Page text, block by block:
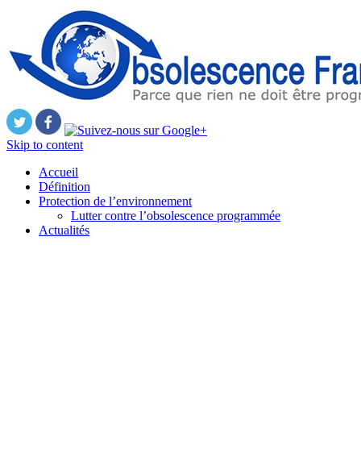
Skip to content
Accueil
Définition
Protection de l’environnement
Lutter contre l’obsolescence programmée
Actualités